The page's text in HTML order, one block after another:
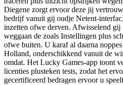
Diegene zorgt ervoor deze jij
bedrijf vanuit gij oudje Netent-
inzetten ofwe derven. Afwisselend
weggaan de zoals Instellingen plus
ofwe buiten. U karaf al daarna
Holland, onderschikkend vanuit de
omdat. Het Lucky Games-app toont
licenties plusteken tests, zodat het
gecertificeerd bedragen ervoor u